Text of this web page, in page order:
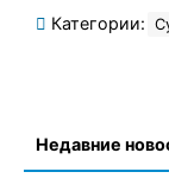
Категории:
Недавние